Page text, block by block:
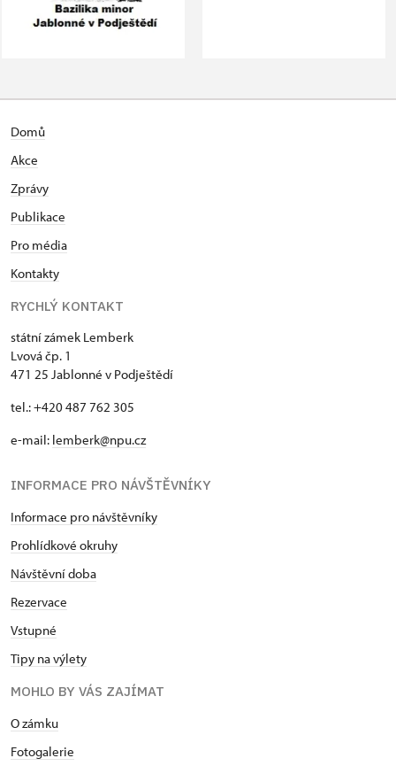
Domů
Akce
Zprávy
Publikace
Pro média
Kontakty
RYCHLÝ KONTAKT
státní zámek Lemberk
Lvová čp. 1
471 25 Jablonné v Podještědí
tel.: +420 487 762 305
e-mail: lemberk@npu.cz
INFORMACE PRO NÁVŠTĚVNÍKY
Informace pro návštěvníky
Prohlídkové okruhy
Návštěvní doba
Rezervace
Vstupné
Tipy na výlety
MOHLO BY VÁS ZAJÍMAT
O zámku
Fotogalerie